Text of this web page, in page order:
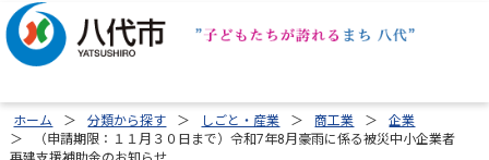
ホーム 分類から探す しごと・産業 商工業
企業
（申請期限：１１月３０日まで）令和7年8月豪雨に係る被災中小企業者